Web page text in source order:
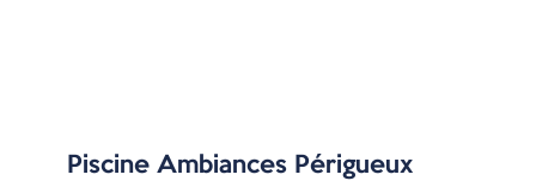
Piscine Ambiances Périgueux